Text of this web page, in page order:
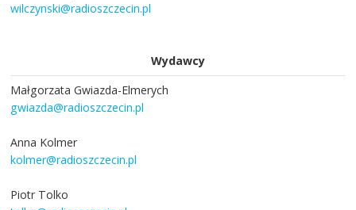
wilczynski@radioszczecin.pl
Wydawcy
Małgorzata Gwiazda-Elmerych
gwiazda@radioszczecin.pl
Anna Kolmer
kolmer@radioszczecin.pl
Piotr Tolko